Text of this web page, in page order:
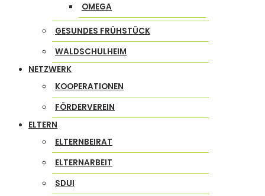
OMEGA
GESUNDES FRÜHSTÜCK
WALDSCHULHEIM
NETZWERK
KOOPERATIONEN
FÖRDERVEREIN
ELTERN
ELTERNBEIRAT
ELTERNARBEIT
SDUI